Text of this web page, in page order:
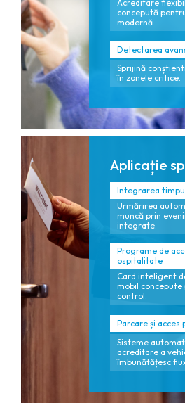
Acreditare
concepută
modernă.
Detectarea
Sprijină
în zonele critice.
Aplicație
Integrarea
Urmărirea
muncă prin
integrate.
Programe de
ospitalitate
Card inteligent
mobil
control.
Parcare și acces
Sisteme
acreditare a
îmbunătățesc